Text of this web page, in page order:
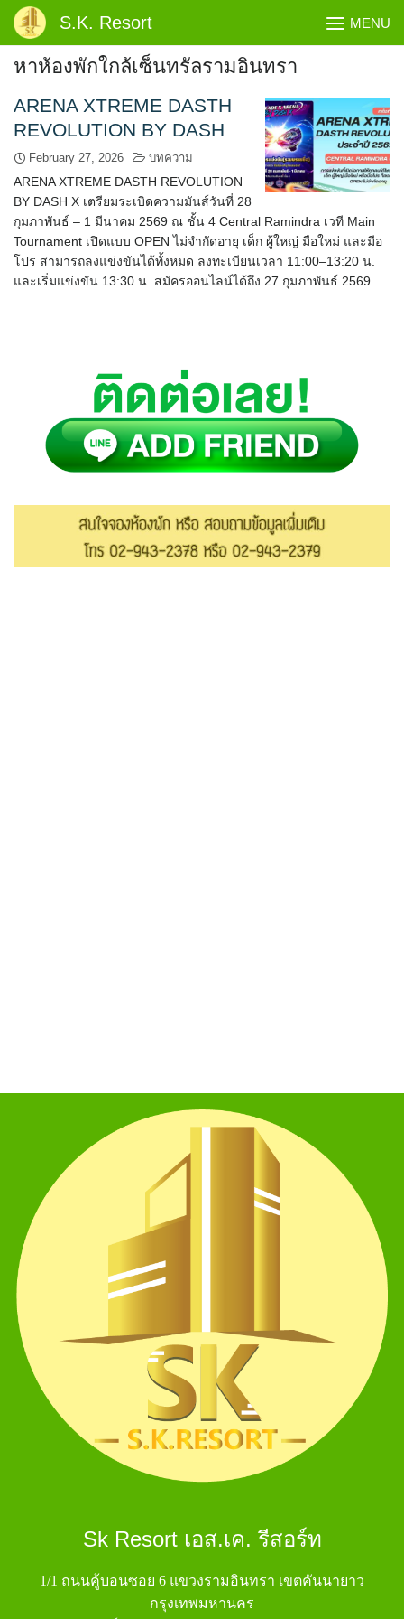
Skip
content
S.K. Resort MENU
หาห้องพักใกล้เซ็นทรัลรามอินทรา
ARENA XTREME DASTH
REVOLUTION BY DASH
February 27, 2026 บทความ
ARENA XTREME DASTH REVOLUTION
BY DASH X เตรียมระเบิดความมันส์วันที่ 28
กุมภาพันธ์ – 1 มีนาคม 2569 ณ ชั้น 4 Central Ramindra เวที Main
Tournament เปิดแบบ OPEN ไม่จำกัดอายุ เด็ก ผู้ใหญ่ มือใหม่ และมือ
โปร สามารถลงแข่งขันได้ทั้งหมด ลงทะเบียนเวลา 11:00–13:20 น.
และเริ่มแข่งขัน 13:30 น. สมัครออนไลน์ได้ถึง 27 กุมภาพันธ์ 2569
Sk Resort เอส.เค. รีสอร์ท
1/1 ถนนคู้บอนซอย 6 แขวงรามอินทรา เขตคันนายาว
กรุงเทพมหานคร